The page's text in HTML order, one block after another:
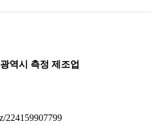
역시 측정 제조업
224159907799